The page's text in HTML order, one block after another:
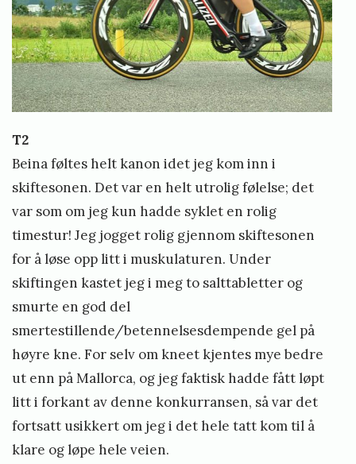
T2
Beina føltes helt kanon idet jeg kom inn i
skiftesonen. Det var en helt utrolig følelse; det
var som om jeg kun hadde syklet en rolig
timestur! Jeg jogget rolig gjennom skiftesonen
for å løse opp litt i muskulaturen. Under
skiftingen kastet jeg i meg to salttabletter og
smurte en god del
smertestillende/betennelsesdempende gel på
høyre kne. For selv om kneet kjentes mye bedre
ut enn på Mallorca, og jeg faktisk hadde fått løpt
litt i forkant av denne konkurransen, så var det
fortsatt usikkert om jeg i det hele tatt kom til å
klare og løpe hele veien.